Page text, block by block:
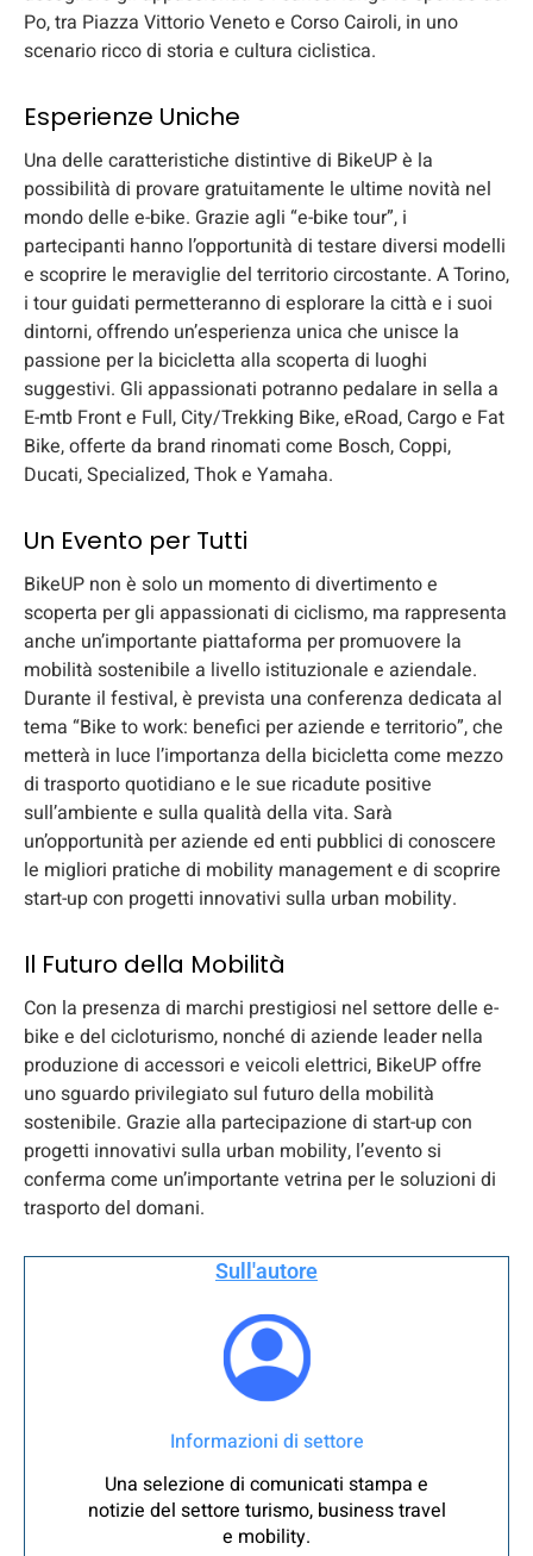
Po, tra Piazza Vittorio Veneto e Corso Cairoli, in uno
scenario ricco di storia e cultura ciclistica.
Esperienze Uniche
Una delle caratteristiche distintive di BikeUP è la
possibilità di provare gratuitamente le ultime novità nel
mondo delle e-bike. Grazie agli “e-bike tour”, i
partecipanti hanno l’opportunità di testare diversi modelli
e scoprire le meraviglie del territorio circostante. A Torino,
i tour guidati permetteranno di esplorare la città e i suoi
dintorni, offrendo un’esperienza unica che unisce la
passione per la bicicletta alla scoperta di luoghi
suggestivi. Gli appassionati potranno pedalare in sella a
E-mtb Front e Full, City/Trekking Bike, eRoad, Cargo e Fat
Bike, offerte da brand rinomati come Bosch, Coppi,
Ducati, Specialized, Thok e Yamaha.
Un Evento per Tutti
BikeUP non è solo un momento di divertimento e
scoperta per gli appassionati di ciclismo, ma rappresenta
anche un’importante piattaforma per promuovere la
mobilità sostenibile a livello istituzionale e aziendale.
Durante il festival, è prevista una conferenza dedicata al
tema “Bike to work: benefici per aziende e territorio”, che
metterà in luce l’importanza della bicicletta come mezzo
di trasporto quotidiano e le sue ricadute positive
sull’ambiente e sulla qualità della vita. Sarà
un’opportunità per aziende ed enti pubblici di conoscere
le migliori pratiche di mobility management e di scoprire
start-up con progetti innovativi sulla urban mobility.
Il Futuro della Mobilità
Con la presenza di marchi prestigiosi nel settore delle e-
bike e del cicloturismo, nonché di aziende leader nella
produzione di accessori e veicoli elettrici, BikeUP offre
uno sguardo privilegiato sul futuro della mobilità
sostenibile. Grazie alla partecipazione di start-up con
progetti innovativi sulla urban mobility, l’evento si
conferma come un’importante vetrina per le soluzioni di
trasporto del domani.
Sull'autore
Informazioni di settore
Una selezione di comunicati stampa e
notizie del settore turismo, business travel
e mobility.